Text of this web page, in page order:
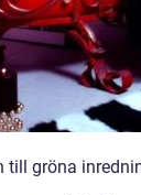
till gröna